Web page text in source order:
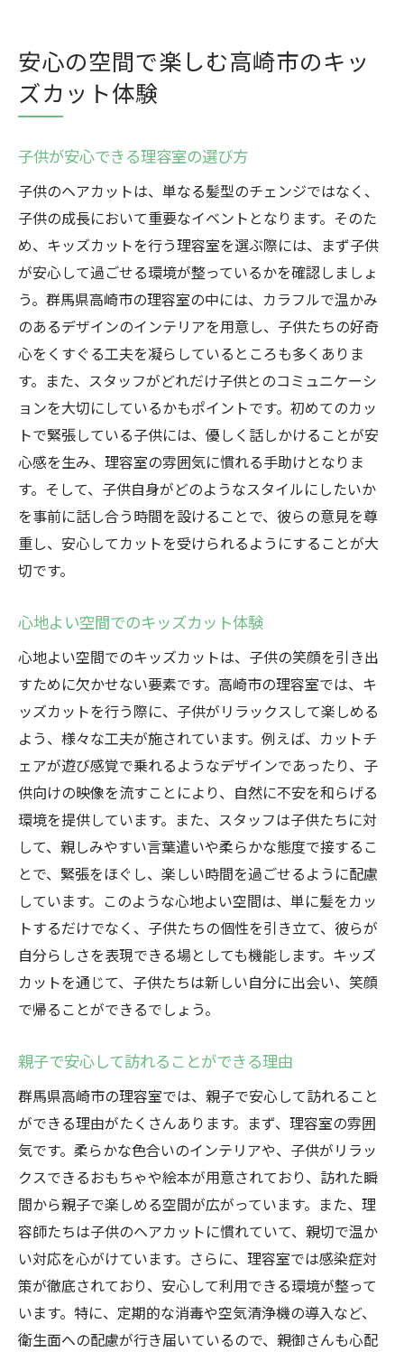
安心の空間で楽しむ高崎市のキッ
ズカット体験
子供が安心できる理容室の選び方
子供のヘアカットは、単なる髪型のチェンジではなく、
子供の成長において重要なイベントとなります。そのた
め、キッズカットを行う理容室を選ぶ際には、まず子供
が安心して過ごせる環境が整っているかを確認しましょ
う。群馬県高崎市の理容室の中には、カラフルで温かみ
のあるデザインのインテリアを用意し、子供たちの好奇
心をくすぐる工夫を凝らしているところも多くありま
す。また、スタッフがどれだけ子供とのコミュニケーシ
ョンを大切にしているかもポイントです。初めてのカッ
トで緊張している子供には、優しく話しかけることが安
心感を生み、理容室の雰囲気に慣れる手助けとなりま
す。そして、子供自身がどのようなスタイルにしたいか
を事前に話し合う時間を設けることで、彼らの意見を尊
重し、安心してカットを受けられるようにすることが大
切です。
心地よい空間でのキッズカット体験
心地よい空間でのキッズカットは、子供の笑顔を引き出
すために欠かせない要素です。高崎市の理容室では、キ
ッズカットを行う際に、子供がリラックスして楽しめる
よう、様々な工夫が施されています。例えば、カットチ
ェアが遊び感覚で乗れるようなデザインであったり、子
供向けの映像を流すことにより、自然に不安を和らげる
環境を提供しています。また、スタッフは子供たちに対
して、親しみやすい言葉遣いや柔らかな態度で接するこ
とで、緊張をほぐし、楽しい時間を過ごせるように配慮
しています。このような心地よい空間は、単に髪をカッ
トするだけでなく、子供たちの個性を引き立て、彼らが
自分らしさを表現できる場としても機能します。キッズ
カットを通じて、子供たちは新しい自分に出会い、笑顔
で帰ることができるでしょう。
親子で安心して訪れることができる理由
群馬県高崎市の理容室では、親子で安心して訪れること
ができる理由がたくさんあります。まず、理容室の雰囲
気です。柔らかな色合いのインテリアや、子供がリラッ
クスできるおもちゃや絵本が用意されており、訪れた瞬
間から親子で楽しめる空間が広がっています。また、理
容師たちは子供のヘアカットに慣れていて、親切で温か
い対応を心がけています。さらに、理容室では感染症対
策が徹底されており、安心して利用できる環境が整って
います。特に、定期的な消毒や空気清浄機の導入など、
衛生面への配慮が行き届いているので、親御さんも心配